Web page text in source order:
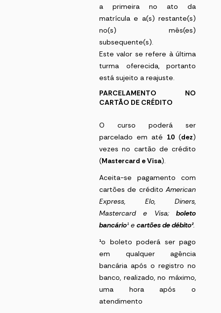
a primeira no ato da
matrícula e a(s) restante(s)
no(s) mês(es)
subsequente(s).
Este valor se refere à última
turma oferecida, portanto
está sujeito a reajuste.
PARCELAMENTO NO
CARTÃO DE CRÉDITO
O curso poderá ser
parcelado em até 10 (dez)
vezes no cartão de crédito
(Mastercard e Visa).
Aceita-se pagamento com
cartões de crédito American
Express, Elo, Diners,
Mastercard e Visa; boleto
bancário¹e cartões de débito².
¹o boleto poderá ser pago
em qualquer agência
bancária após o registro no
banco, realizado, no máximo,
uma hora após o
atendimento